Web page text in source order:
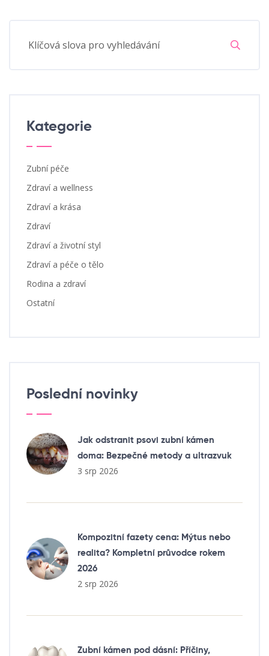
Kategorie
Zubní péče
Zdraví a wellness
Zdraví a krása
Zdraví
Zdraví a životní styl
Zdraví a péče o tělo
Rodina a zdraví
Ostatní
Poslední novinky
Jak odstranit psovi zubní kámen
doma: Bezpečné metody a ultrazvuk
3 srp 2026
Kompozitní fazety cena: Mýtus nebo
realita? Kompletní průvodce rokem
2026
2 srp 2026
Zubní kámen pod dásní: Příčiny,